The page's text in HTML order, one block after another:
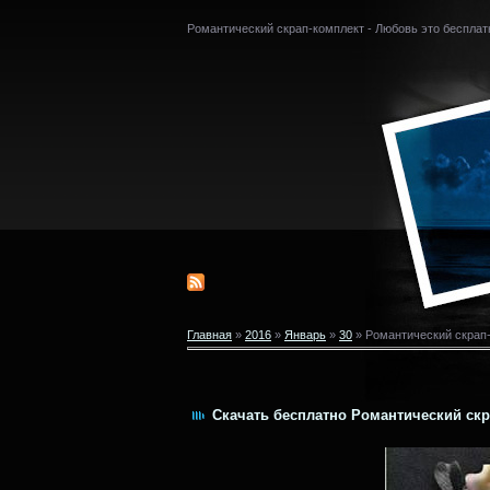
Романтический скрап-комплект - Любовь это
Главная » 2016 » Январь » 30 » Романтический
Скачать бесплатно Романтический